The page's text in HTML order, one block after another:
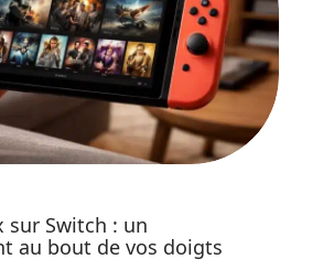
Switch : un
au bout de vos doigts